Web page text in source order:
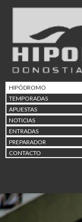
HIPÓDROMO
TEMPORADAS
APUESTAS
NOTICIAS
ENTRADAS
PREPARADOR
CONTACTO